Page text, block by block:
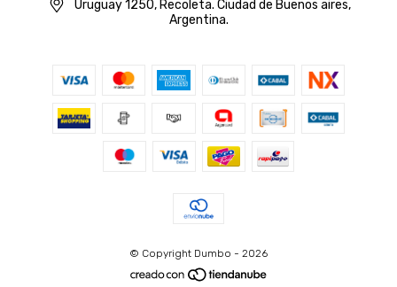
Uruguay 1250, Recoleta. Ciudad de Buenos aires,
Argentina.
© Copyright Dumbo - 2026